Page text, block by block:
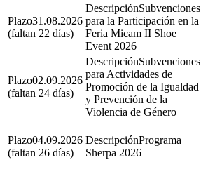
31.08.2026
(faltan 22 días)
Subvenciones
para la Participación en la
Feria Micam II Shoe
Event 2026
02.09.2026
(faltan 24 días)
Subvenciones
para Actividades de
Promoción de la Igualdad
y Prevención de la
Violencia de Género
04.09.2026
(faltan 26 días)
Programa
Sherpa 2026